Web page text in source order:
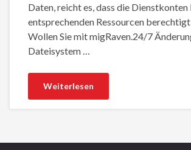
Daten, reicht es, dass die Dienstkonten
entsprechenden Ressourcen
Wollen Sie mit migRaven.24/7
Dateisystem …
Weiterlesen